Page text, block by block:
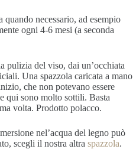
quando necessario, ad esempio
ogni 4-6 mesi (a seconda
pulizia del viso, dai un’occhiata
Una spazzola caricata a mano
che non potevano essere
qui sono molto sottili. Basta
volta. Prodotto polacco.
nel’acqua del legno può
scegli il nostra altra spazzola.